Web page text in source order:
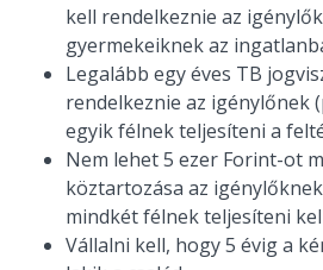
kell rendelkeznie az
gyermekeiknek az
Legalább egy éves TB
rendelkeznie az igénylőnek
egyik félnek teljesíteni a
Nem lehet 5 ezer Forint-ot
köztartozása az
mindkét félnek teljesíteni
Vállalni kell, hogy 5 évig a